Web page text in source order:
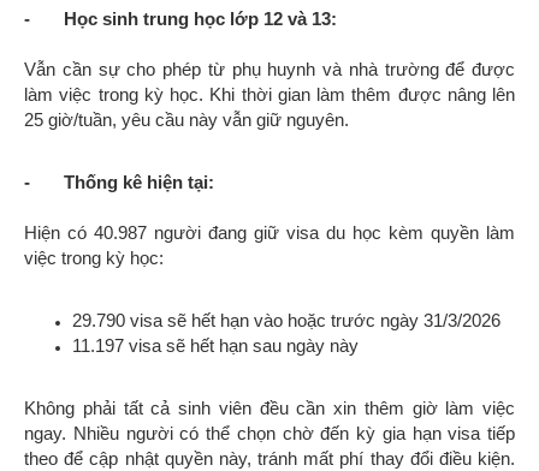
- Học sinh trung học lớp 12 và 13:
Vẫn cần sự cho phép từ phụ huynh và nhà trường để được
làm việc trong kỳ học. Khi thời gian làm thêm được nâng lên
25 giờ/tuần, yêu cầu này vẫn giữ nguyên.
- Thống kê hiện tại:
Hiện có 40.987 người đang giữ visa du học kèm quyền làm
việc trong kỳ học:
29.790 visa sẽ hết hạn vào hoặc trước ngày 31/3/2026
11.197 visa sẽ hết hạn sau ngày này
Không phải tất cả sinh viên đều cần xin thêm giờ làm việc
ngay. Nhiều người có thể chọn chờ đến kỳ gia hạn visa tiếp
theo để cập nhật quyền này, tránh mất phí thay đổi điều kiện.